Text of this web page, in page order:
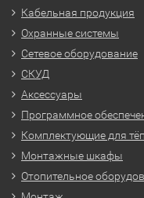
Кабельная продукция
Охранные системы
Сетевое оборудование
СКУД
Аксессуары
Программное
Комплектующие для
Монтажные шкафы
Отопительное